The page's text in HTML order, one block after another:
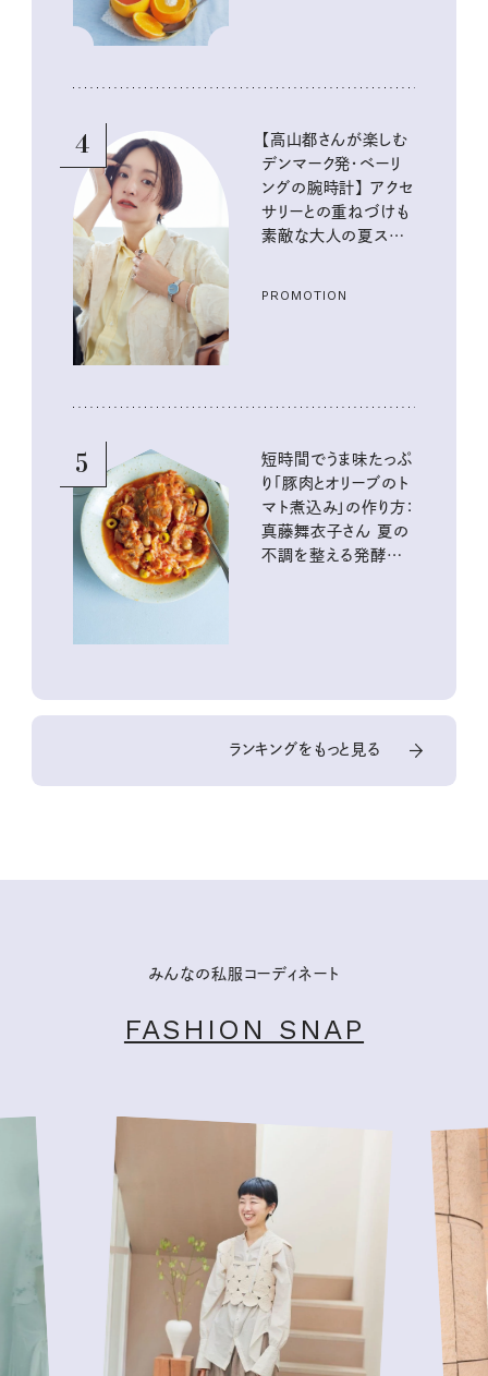
4
【高山都さんが楽しむ
デンマーク発・ベーリ
ングの腕時計】 アクセ
サリーとの重ねづけも
素敵な大人の夏スタイ
PROMOTION
5
短時間でうま味たっぷ
り「豚肉とオリーブのト
マト煮込み」の作り方：
真藤舞衣子さん 夏の
不調を整える発酵レ
ランキングをもっと見る
みんなの私服コーディネート
FASHION SNAP